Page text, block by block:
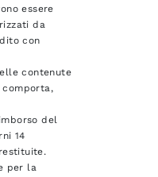
essere
da
con
contenute
comporta,
del
14
per la